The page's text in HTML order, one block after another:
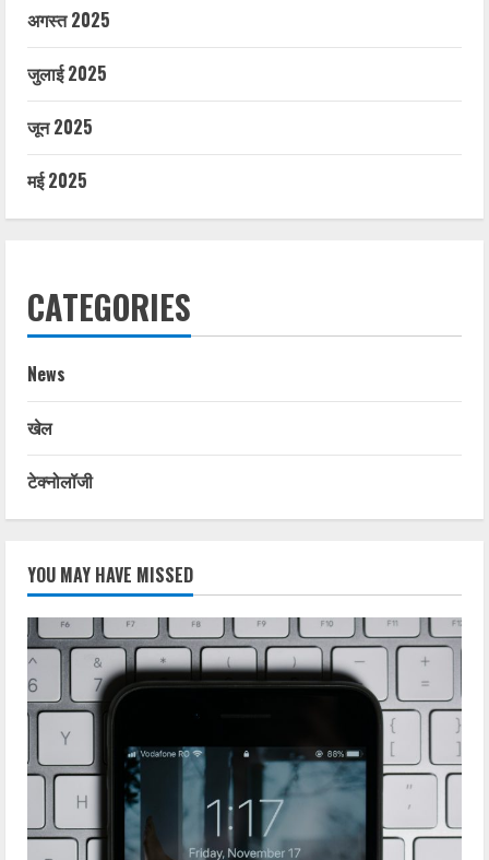
अगस्त 2025
जुलाई 2025
जून 2025
मई 2025
CATEGORIES
News
खेल
टेक्नोलॉजी
YOU MAY HAVE MISSED